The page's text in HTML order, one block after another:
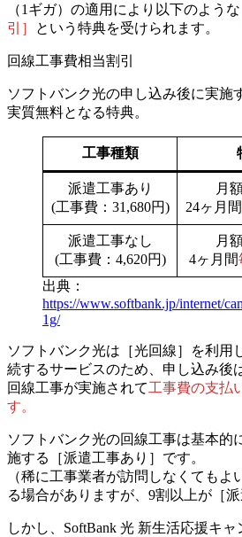
（1ギガ）の適用により 以下のような
引］
という特典を受けられます。
回線工事費相当割引
ソフトバンク光の申し込み後に実施
実質無料となる特典。
工事種類
派遣工事あり
(工事費：31,680円)
月
24ヶ月間
派遣工事なし
(工事費：4,620円)
月
4ヶ月間
出典：
https://www.softbank.jp/internet/
1g/
ソフトバンク光は［光回線］を利用
続するサービスのため、 申し込み後
回線工事が実施されて工事費の支払
す。
ソフトバンク光の回線工事は基本的
施する［派遣工事あり］です。
（稀に工事業者が訪問しなくてもよ
る場合がありますが、9割以上が［
しかし、SoftBank 光 新生活応援キ